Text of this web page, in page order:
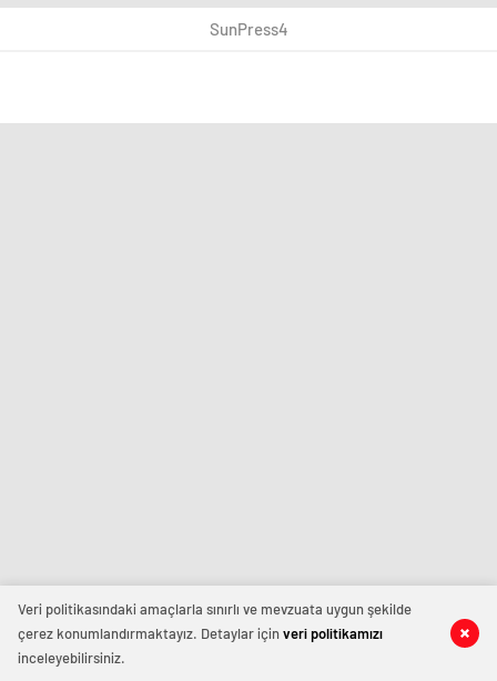
SunPress4
Veri politikasındaki amaçlarla sınırlı ve mevzuata uygun şekilde
çerez konumlandırmaktayız. Detaylar içinveri politikamızı
inceleyebilirsiniz.